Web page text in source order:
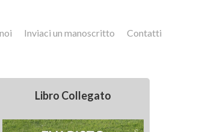
Inviaci un manoscritto Contatti
Libro Collegato